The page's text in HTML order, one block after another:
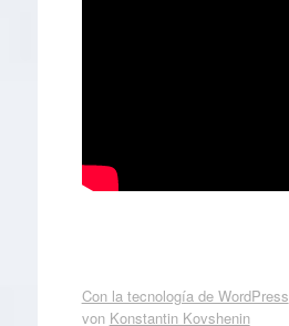
Con la tecnología de WordPress
von Konstantin Kovshenin